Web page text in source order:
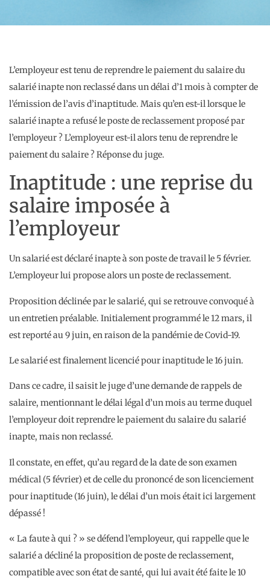
L’employeur est tenu de reprendre le paiement du salaire du
salarié inapte non reclassé dans un délai d’1 mois à compter de
l’émission de l’avis d’inaptitude. Mais qu’en est-il lorsque le
salarié inapte a refusé le poste de reclassement proposé par
l’employeur ? L’employeur est-il alors tenu de reprendre le
paiement du salaire ? Réponse du juge.
Inaptitude : une reprise du
salaire imposée à
l’employeur
Un salarié est déclaré inapte à son poste de travail le 5 février.
L’employeur lui propose alors un poste de reclassement.
Proposition déclinée par le salarié, qui se retrouve convoqué à
un entretien préalable. Initialement programmé le 12 mars, il
est reporté au 9 juin, en raison de la pandémie de Covid-19.
Le salarié est finalement licencié pour inaptitude le 16 juin.
Dans ce cadre, il saisit le juge d’une demande de rappels de
salaire, mentionnant le délai légal d’un mois au terme duquel
l’employeur doit reprendre le paiement du salaire du salarié
inapte, mais non reclassé.
Il constate, en effet, qu’au regard de la date de son examen
médical (5 février) et de celle du prononcé de son licenciement
pour inaptitude (16 juin), le délai d’un mois était ici largement
dépassé !
« La faute à qui ? » se défend l’employeur, qui rappelle que le
salarié a décliné la proposition de poste de reclassement,
compatible avec son état de santé, qui lui avait été faite le 10